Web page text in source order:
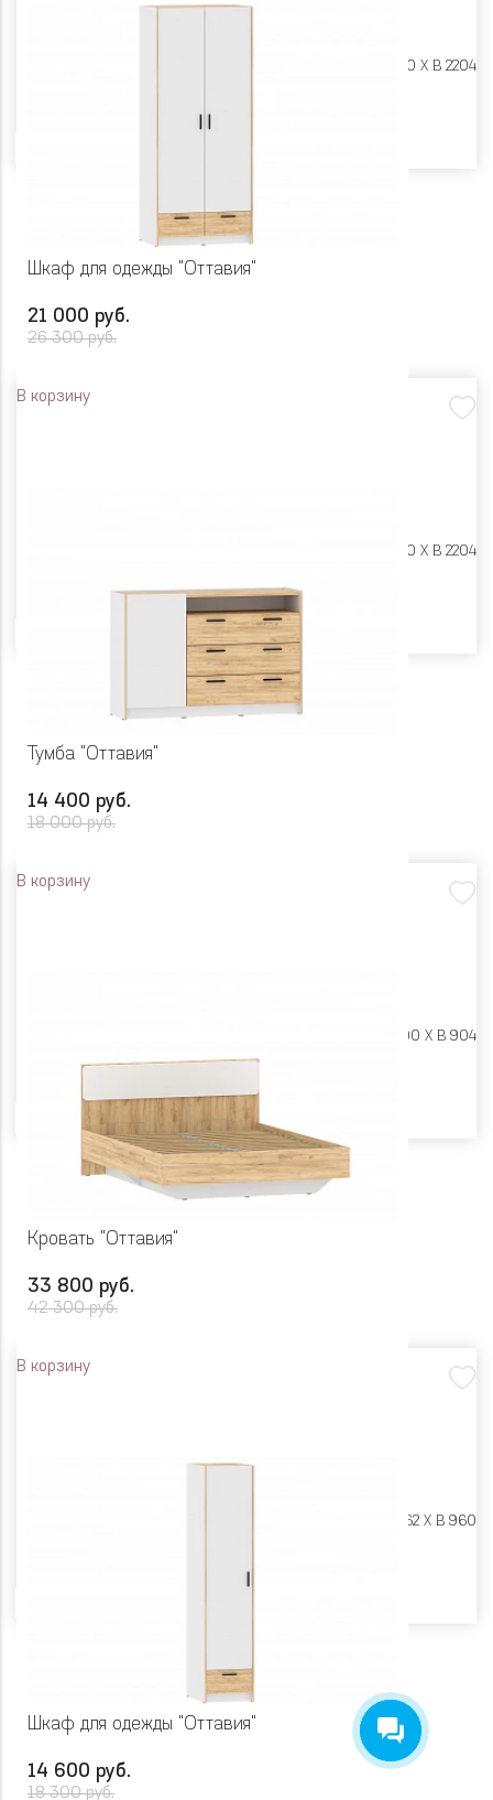
Ш 482 X Г 400 X В 2204
Шкаф для одежды "Оттавия"
21 000 руб.
26 300 руб.
В корзину
Ш 932 X Г 590 X В 2204
Тумба "Оттавия"
14 400 руб.
18 000 руб.
В корзину
Ш 1350 X Г 400 X В 904
Кровать "Оттавия"
33 800 руб.
42 300 руб.
В корзину
Ш 1646 X Г 2062 X В 960
Шкаф для одежды "Оттавия"
14 600 руб.
18 300 руб.